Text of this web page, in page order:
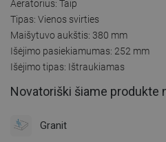
Aeratorius: Taip
Tipas: Vienos svirties
Maišytuvo aukštis: 380 mm
Išėjimo pasiekiamumas: 252 mm
Išėjimo tipas: Ištraukiamas
Novatoriški šiame produkte
Granit